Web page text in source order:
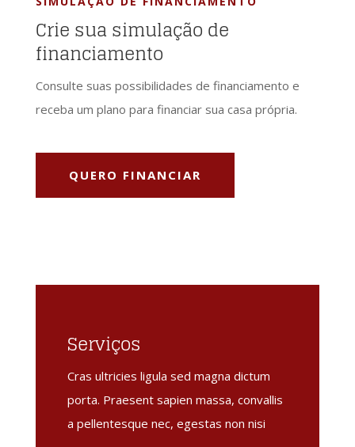
Crie sua simulação de
financiamento
Consulte suas possibilidades de financiamento e
receba um plano para financiar sua casa própria.
QUERO FINANCIAR
Serviços
Cras ultricies ligula sed magna dictum
porta. Praesent sapien massa, convallis
a pellentesque nec, egestas non nisi